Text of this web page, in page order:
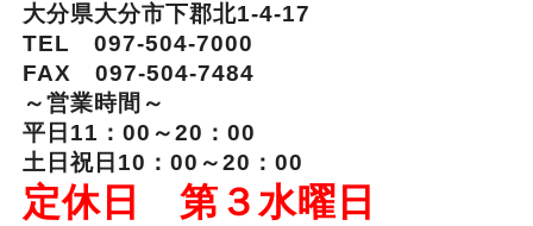
大分県大分市下郡北1-4-17
TEL 097-504-7000
FAX 097-504-7484
～営業時間～
平日11：00～20：00
土日祝日10：00～20：00
定休日 第３水曜日